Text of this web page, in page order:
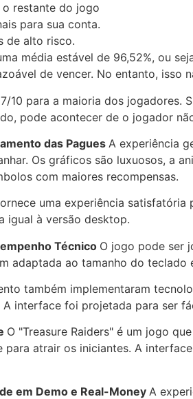
o restante do jogo
para sua conta.
de alto risco.
média estável de 96,52%, ou
de vencer. No entanto, isso
10 para a maioria dos jogadores.
pode acontecer de o jogador
das Pagues A experiência
Os gráficos são luxuosos, a
com maiores recompensas.
uma experiência
igual à versão desktop.
Técnico O jogo pode ser
adaptada ao tamanho do teclado
também implementaram
interface foi projetada para ser
O "Treasure Raiders" é um jogo
para atrair os iniciantes. A
em Demo e Real-Money A